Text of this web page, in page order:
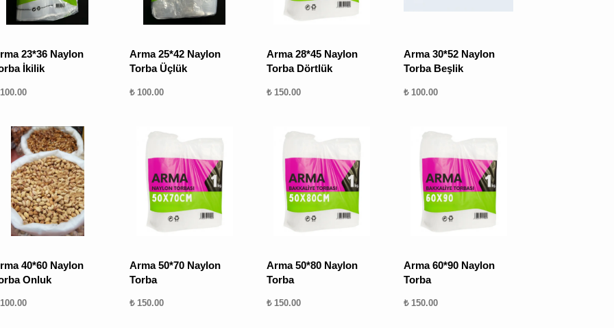
23*36 Naylon
İkilik
Arma 25*42 Naylon
Torba Üçlük
₺ 100.00
Arma 28*45 Naylon
Torba Dörtlük
₺ 150.00
Arma 30*52 Naylon
Torba Beşlik
₺ 100.00
40*60 Naylon
Onluk
Arma 50*70 Naylon
Torba
₺ 150.00
Arma 50*80 Naylon
Torba
₺ 150.00
Arma 60*90 Naylon
Torba
₺ 150.00